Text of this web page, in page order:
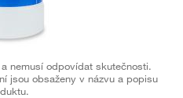
nemusí odpovídat skutečnosti.
jsou obsaženy v názvu a popisu